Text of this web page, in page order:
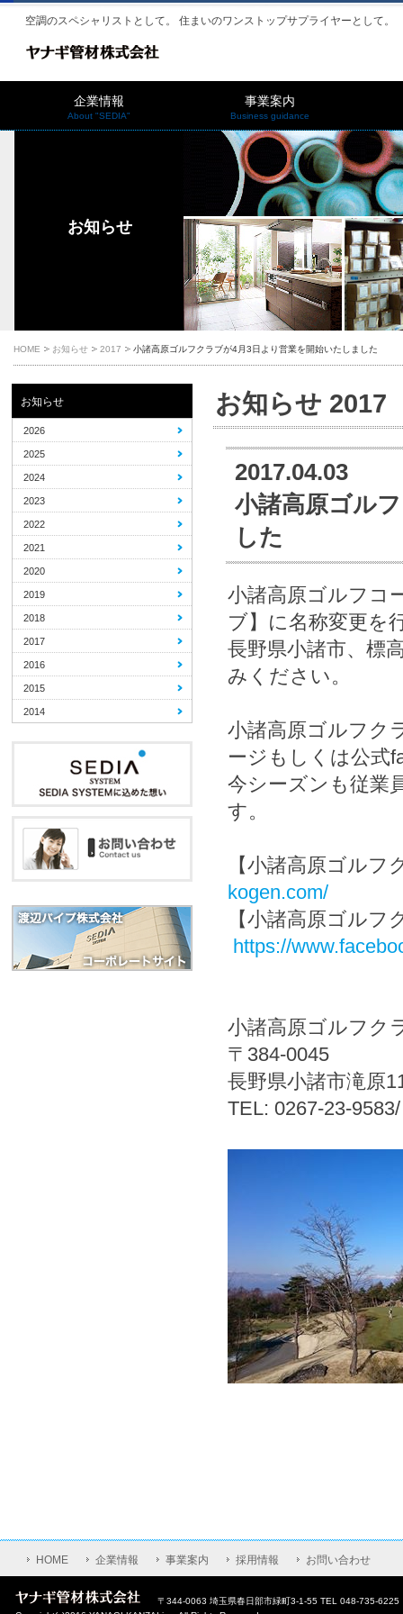
空調のスペシャリストとして。 住まいのワンストップサプライヤーとして。
企業情報
About "SEDIA"
事業案内
Business guidance
お知らせ
HOME お知らせ 2017 小諸高原ゴルフクラブが4月3日より営業を開始いたしました
お知らせ 2017
2017.04.03
小諸高原ゴル
した
小諸高原ゴルフコ
ブ】に名称変更を
長野県小諸市、標
みください。
小諸高原ゴルフク
ージもしくは公式
今シーズンも従業
す。
【小諸高原ゴル
kogen.com/
【小諸高原ゴ
https://
小諸高原ゴルフク
〒384-0045
長野県小諸市滝
TEL: 0267-23-
お知らせ
2026
2025
2024
2023
2022
2021
2020
2019
2018
2017
2016
2015
2014
HOME 企業情報 事業案内 採用情報 お問い合わせ
〒344-0063 埼玉県春日部市緑町3-1-55 TEL 048-735-